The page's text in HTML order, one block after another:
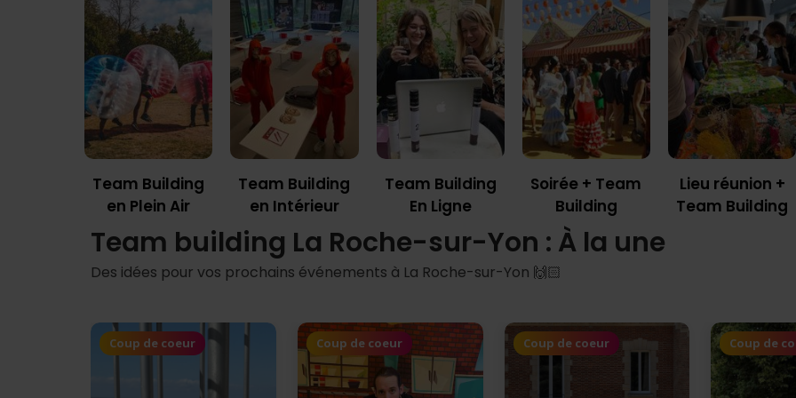
Team Building
en Plein Air
Team Building
en Intérieur
Team Building
En Ligne
Soirée + Team
Building
Lieu réunion +
Team Building
Team building La Roche-sur-Yon : À la une
Des idées pour vos prochains événements à La Roche-sur-Yon 🙌🏻
Coup de coeur Coup de coeur Coup de coeur Coup de